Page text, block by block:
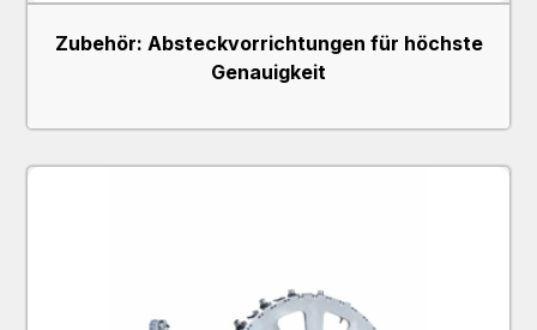
Zubehör: Absteckvorrichtungen für höchste
Genauigkeit